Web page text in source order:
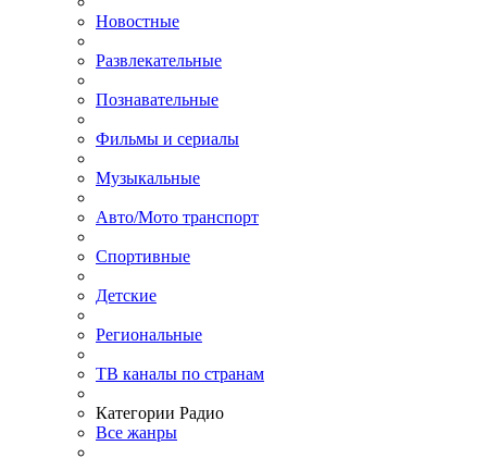
Новостные
Развлекательные
Познавательные
Фильмы и сериалы
Музыкальные
Авто/Мото транспорт
Спортивные
Детские
Региональные
ТВ каналы по странам
Категории Радио
Все жанры